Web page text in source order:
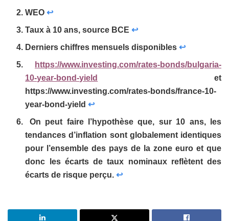
WEO↩
Taux à 10 ans, source BCE↩
Derniers chiffres mensuels disponibles↩
https://www.investing.com/rates-bonds/bulgaria-
10-year-bond-yield
et
https://www.investing.com/rates-bonds/france-10-
year-bond-yield↩
On peut faire l’hypothèse que, sur 10 ans, les
tendances d’inflation sont globalement identiques
pour l’ensemble des pays de la zone euro et que
donc les écarts de taux nominaux reflètent des
écarts de risque perçu. ↩